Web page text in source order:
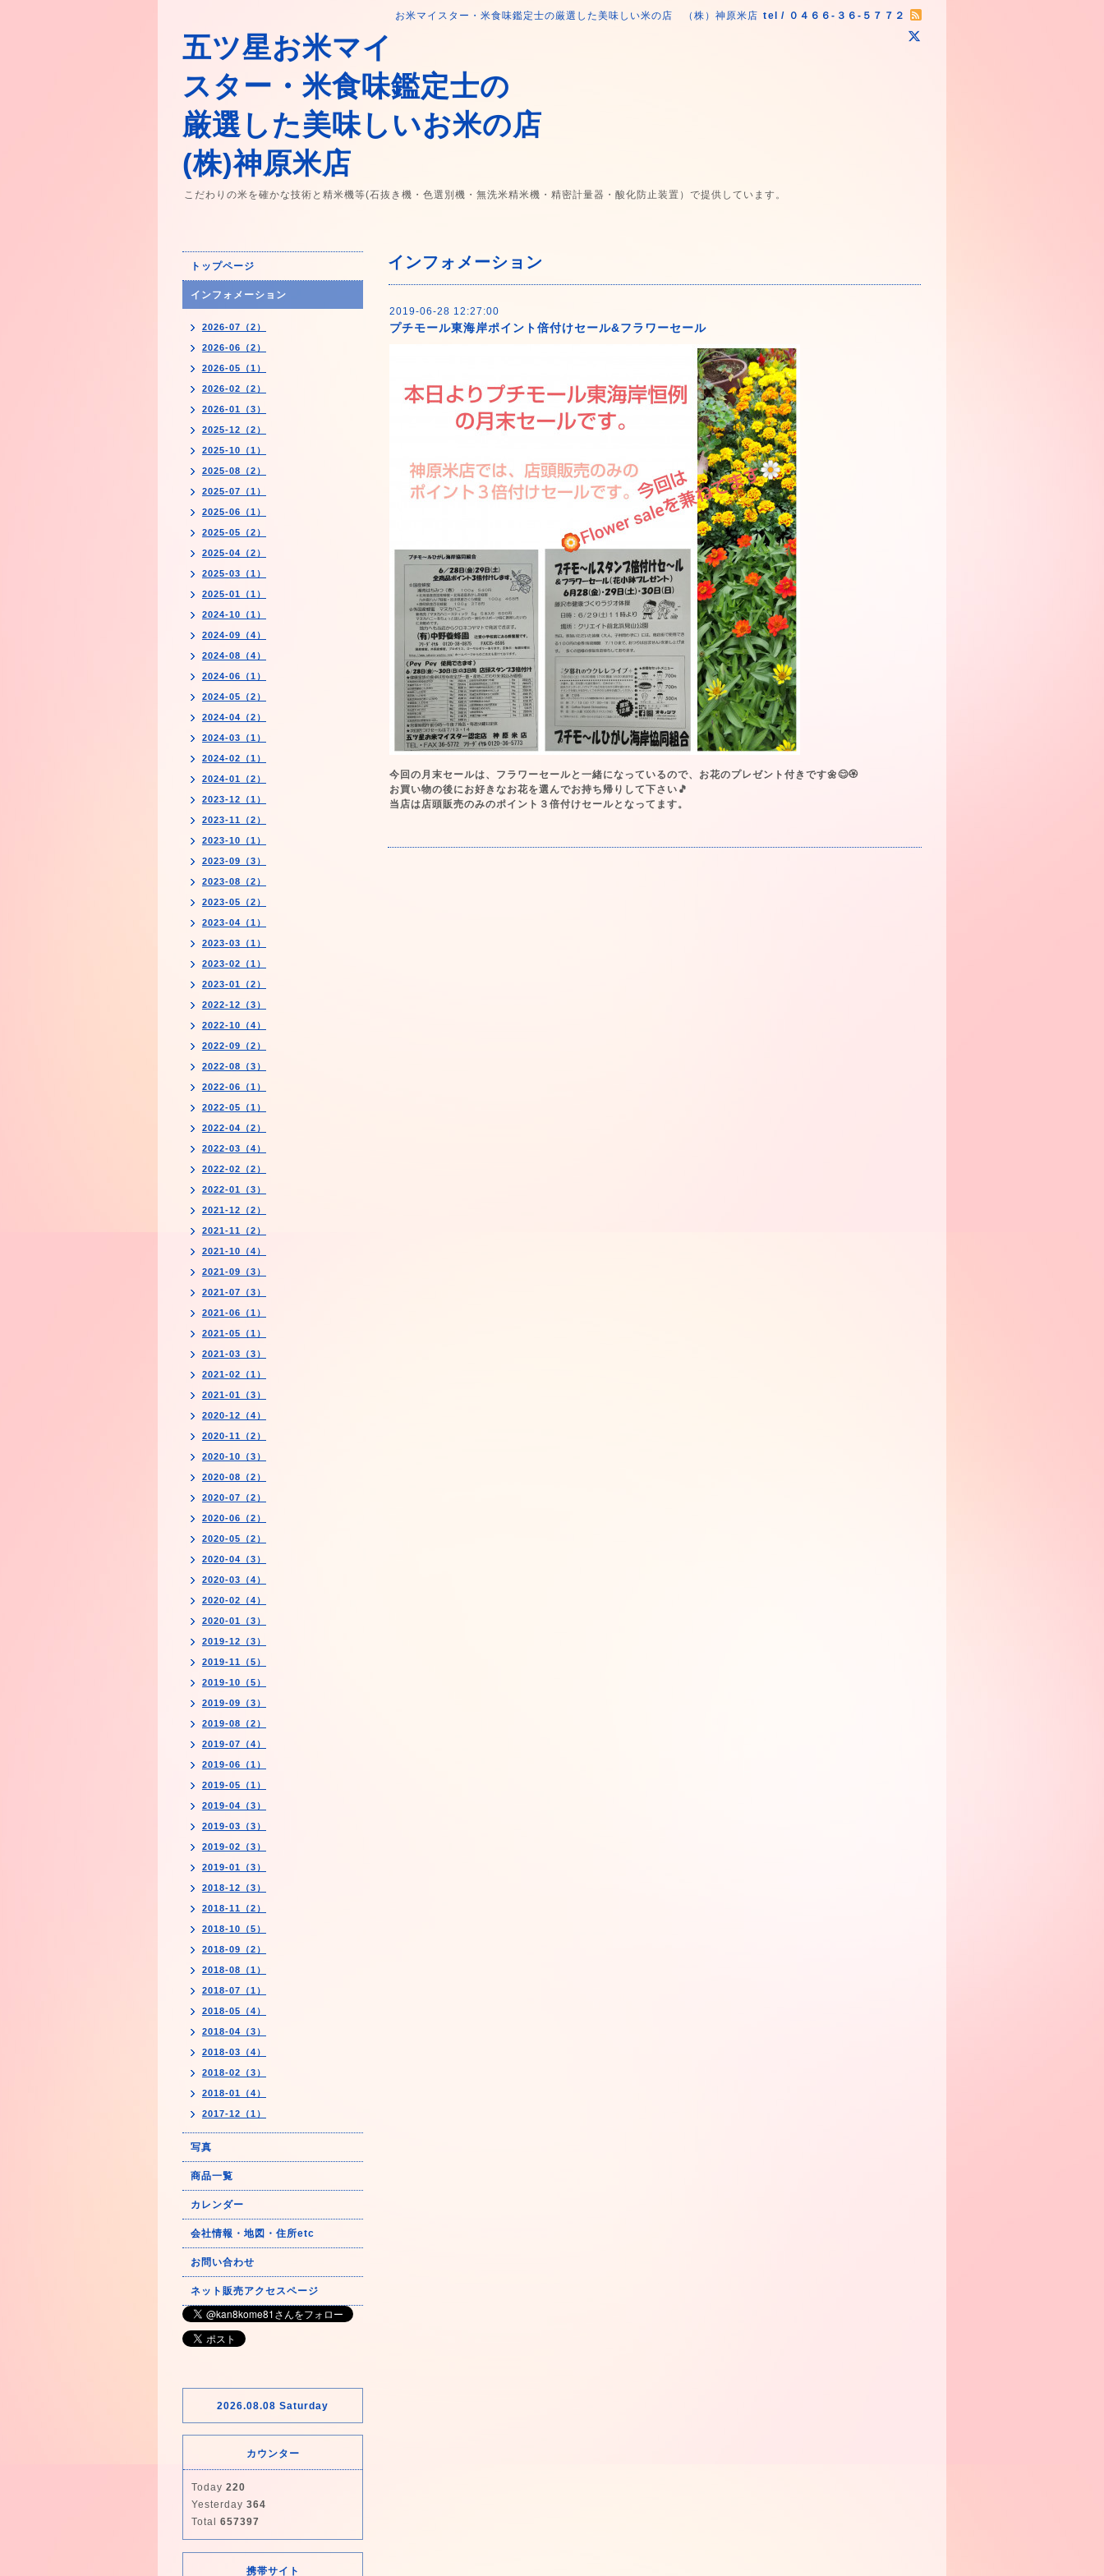
お米マイスター・米食味鑑定士の厳選した美味しい米の店 （株）神原米店 tel / ０４６６-３６-５７７２
五ツ星お米マイ
スター・米食味鑑定士の
厳選した美味しいお米の店
(株)神原米店
こだわりの米を確かな技術と精米機等(石抜き機・色選別機・無洗米精米機・精密計量器・酸化防止装置）で提供しています。
インフォメーション
2019-06-28 12:27:00
プチモール東海岸ポイント倍付けセール&フラワーセール
今回の月末セールは、フラワーセールと一緒になっているので、お花のプレゼント付きです🌼😊🏵️
お買い物の後にお好きなお花を選んでお持ち帰りして下さい🎵
当店は店頭販売のみのポイント３倍付けセールとなってます。
トップページ
インフォメーション
2026-07（2）
2026-06（2）
2026-05（1）
2026-02（2）
2026-01（3）
2025-12（2）
2025-10（1）
2025-08（2）
2025-07（1）
2025-06（1）
2025-05（2）
2025-04（2）
2025-03（1）
2025-01（1）
2024-10（1）
2024-09（4）
2024-08（4）
2024-06（1）
2024-05（2）
2024-04（2）
2024-03（1）
2024-02（1）
2024-01（2）
2023-12（1）
2023-11（2）
2023-10（1）
2023-09（3）
2023-08（2）
2023-05（2）
2023-04（1）
2023-03（1）
2023-02（1）
2023-01（2）
2022-12（3）
2022-10（4）
2022-09（2）
2022-08（3）
2022-06（1）
2022-05（1）
2022-04（2）
2022-03（4）
2022-02（2）
2022-01（3）
2021-12（2）
2021-11（2）
2021-10（4）
2021-09（3）
2021-07（3）
2021-06（1）
2021-05（1）
2021-03（3）
2021-02（1）
2021-01（3）
2020-12（4）
2020-11（2）
2020-10（3）
2020-08（2）
2020-07（2）
2020-06（2）
2020-05（2）
2020-04（3）
2020-03（4）
2020-02（4）
2020-01（3）
2019-12（3）
2019-11（5）
2019-10（5）
2019-09（3）
2019-08（2）
2019-07（4）
2019-06（1）
2019-05（1）
2019-04（3）
2019-03（3）
2019-02（3）
2019-01（3）
2018-12（3）
2018-11（2）
2018-10（5）
2018-09（2）
2018-08（1）
2018-07（1）
2018-05（4）
2018-04（3）
2018-03（4）
2018-02（3）
2018-01（4）
2017-12（1）
写真
商品一覧
カレンダー
会社情報・地図・住所etc
お問い合わせ
ネット販売アクセスページ
2026.08.08 Saturday
カウンター
Today 220
Yesterday 364
Total 657397
携帯サイト